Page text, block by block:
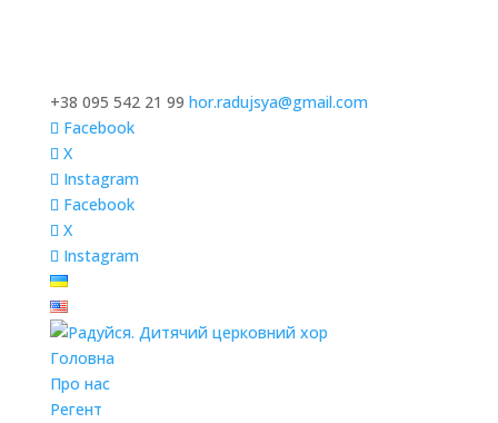
+38 095 542 21 99 hor.radujsya@gmail.com
Facebook
X
Instagram
Facebook
X
Instagram
Головна
Про нас
Регент